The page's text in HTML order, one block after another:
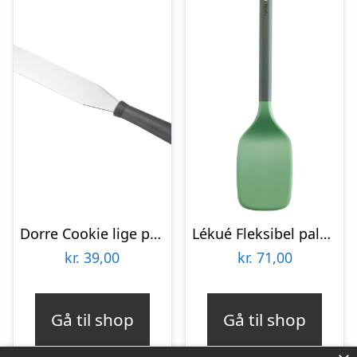
Dorre Cookie lige paletkniv 32 cm
kr. 39,00
Gå til shop
Lékué Fleksibel paletkniv, grøn
kr. 71,00
Gå til shop